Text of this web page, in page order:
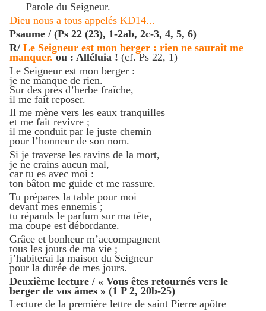
– Parole du Seigneur.
Dieu nous a tous appelés KD14...
Psaume / (Ps 22 (23), 1-2ab, 2c-3, 4, 5, 6)
R/ Le Seigneur est mon berger : rien ne saurait me
manquer.ou : Alléluia ! (cf. Ps 22, 1)
Le Seigneur est mon berger :
je ne manque de rien.
Sur des prés d’herbe fraîche,
il me fait reposer.
Il me mène vers les eaux tranquilles
et me fait revivre ;
il me conduit par le juste chemin
pour l’honneur de son nom.
Si je traverse les ravins de la mort,
je ne crains aucun mal,
car tu es avec moi :
ton bâton me guide et me rassure.
Tu prépares la table pour moi
devant mes ennemis ;
tu répands le parfum sur ma tête,
ma coupe est débordante.
Grâce et bonheur m’accompagnent
tous les jours de ma vie ;
j’habiterai la maison du Seigneur
pour la durée de mes jours.
Deuxième lecture / « Vous êtes retournés vers le
berger de vos âmes » (1 P 2, 20b-25)
Lecture de la première lettre de saint Pierre apôtre